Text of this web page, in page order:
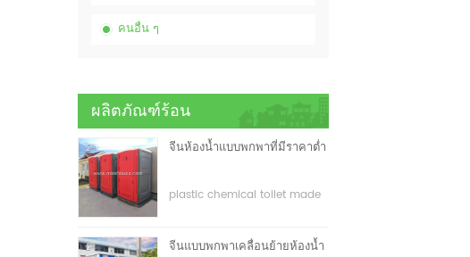
คนอื่น ๆ
ผลิตภัณฑ์ร้อน
จีนห้องน้ำแบบพกพาที่มีราคาต่ำ
plastic chemical toilet made
จีนแบบพกพาเคลื่อนย้ายห้องน้ำ